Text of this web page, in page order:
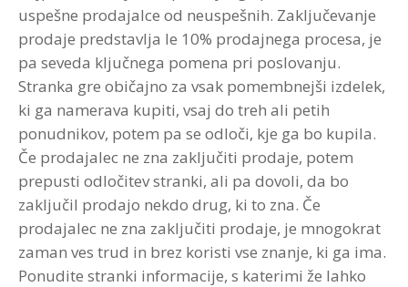
uspešne prodajalce od neuspešnih. Zaključevanje
prodaje predstavlja le 10% prodajnega procesa, je
pa seveda ključnega pomena pri poslovanju.
Stranka gre običajno za vsak pomembnejši izdelek,
ki ga namerava kupiti, vsaj do treh ali petih
ponudnikov, potem pa se odloči, kje ga bo kupila.
Če prodajalec ne zna zaključiti prodaje, potem
prepusti odločitev stranki, ali pa dovoli, da bo
zaključil prodajo nekdo drug, ki to zna. Če
prodajalec ne zna zaključiti prodaje, je mnogokrat
zaman ves trud in brez koristi vse znanje, ki ga ima.
Ponudite stranki informacije, s katerimi že lahko